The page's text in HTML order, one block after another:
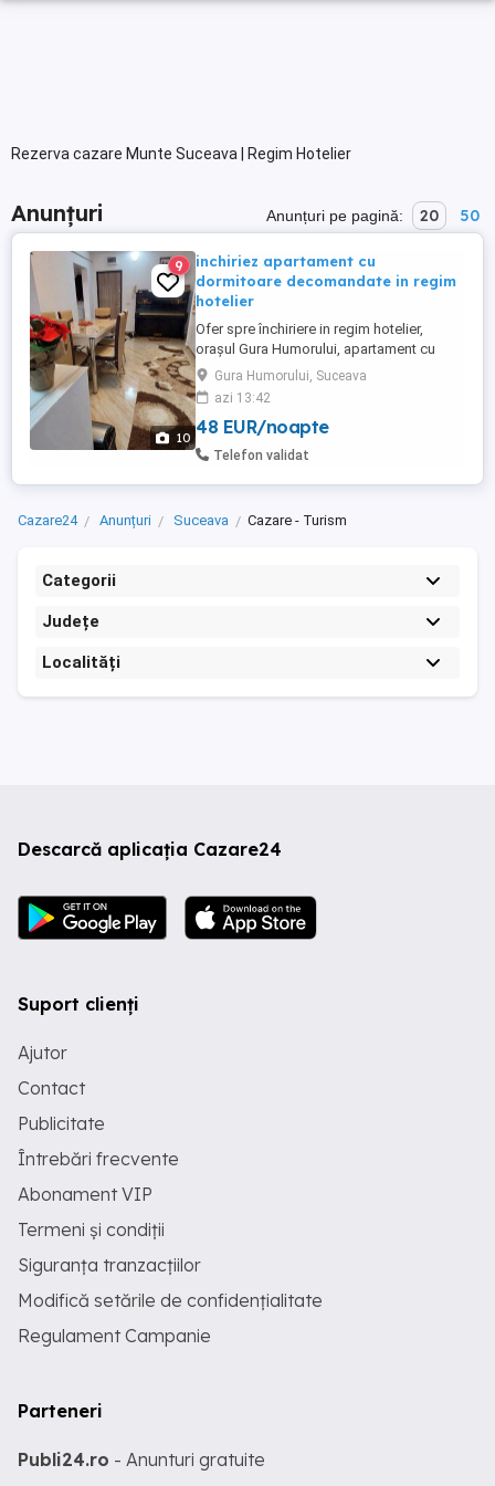
Rezerva cazare Munte Suceava | Regim Hotelier
Anunțuri Anunțuri pe pagină: 20 50
10
9
inchiriez apartament cu
dormitoare decomandate in regim
hotelier
Ofer spre închiriere in regim hotelier,
orașul Gura Humorului, apartament cu
doua dormitoare decomandate, recent
renovat, mobilat și utilat cu tot ce este
necesar pt a petrece un sejur de neuitat în
frumoasa Bucovina. Exclus excorte! Pentru
o perioada mai lungă se mai negociază.
Gura Humorului, Suceava
azi 13:42
48 EUR/noapte
Telefon validat
Cazare24 Anunțuri Suceava Cazare - Turism
Categorii
Județe
Localități
Descarcă aplicația Cazare24
Suport clienți
Ajutor
Contact
Publicitate
Întrebări frecvente
Abonament VIP
Termeni și condiții
Siguranța tranzacțiilor
Modifică setările de confidențialitate
Regulament Campanie
Parteneri
Publi24.ro - Anunturi gratuite